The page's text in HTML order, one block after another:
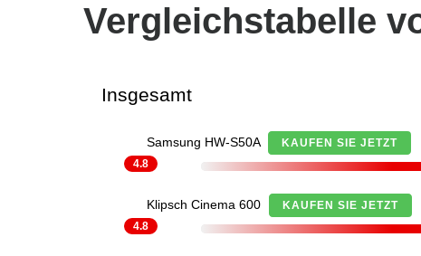
Vergleichstabelle
Insgesamt
Samsung HW-S50A
KAUFEN SIE JETZT
4.8
Klipsch Cinema 600
KAUFEN SIE JETZT
4.8